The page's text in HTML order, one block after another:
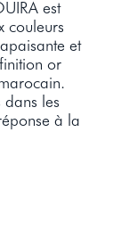
est
couleurs
et
or
dans les
à la